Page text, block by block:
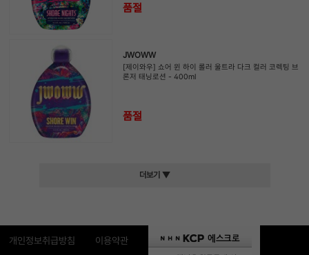
품절
JWOWW
[제이와우] 쇼어 윈 하이 롤러 울트라 다크 컬러 코렉팅 브
론저 태닝로션 - 400ml
품절
더보기 ▼
개인정보취급방침 이용약관